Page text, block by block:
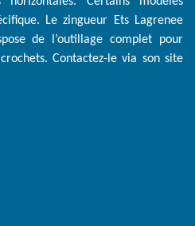
Le zingueur Ets Lagrenee
de l’outillage complet pour
Contactez-le via son site